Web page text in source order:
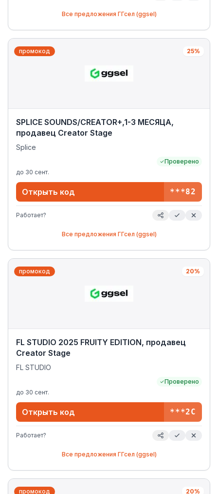
Все предложения ГГсел (ggsel)
промокод 25%
SPLICE SOUNDS/CREATOR+,1-3 МЕСЯЦА,
продавец Creator Stage
Splice
Проверено
до 30 сент.
Открыть код ***82
Работает?
Все предложения ГГсел (ggsel)
промокод 20%
FL STUDIO 2025 FRUITY EDITION, продавец
Creator Stage
FL STUDIO
Проверено
до 30 сент.
Открыть код ***2C
Работает?
Все предложения ГГсел (ggsel)
промокод 20%